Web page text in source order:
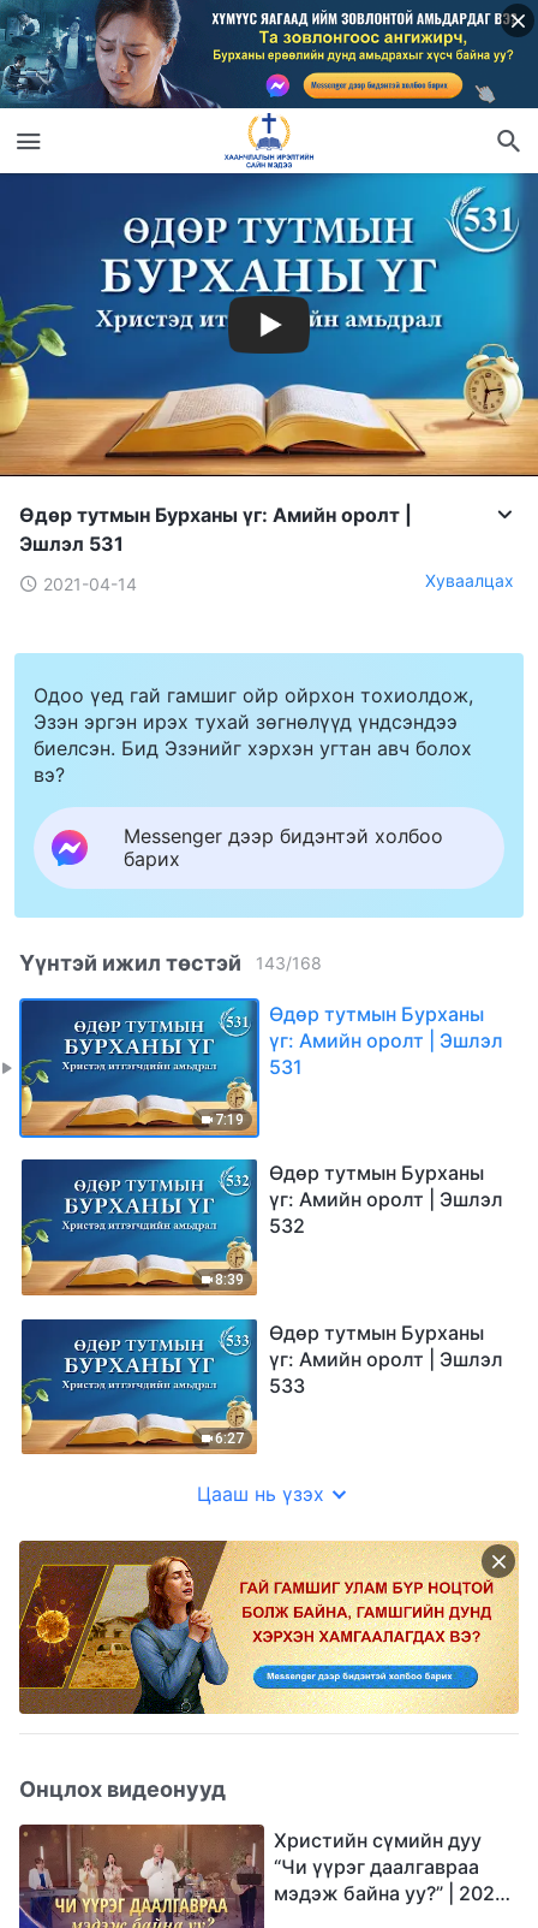
Өдөр тутмын Бурханы үг: Амийн оролт |
Эшлэл 531
2021-04-14 Хуваалцах
Одоо үед гай гамшиг ойр ойрхон тохиолдож,
Эзэн эргэн ирэх тухай зөгнөлүүд үндсэндээ
биелсэн. Бид Эзэнийг хэрхэн угтан авч болох
вэ?
Messenger дээр бидэнтэй холбоо
барих
Үүнтэй ижил төстэй 143/168
7:19
Өдөр тутмын Бурханы
үг: Амийн оролт | Эшлэл
531
8:39
Өдөр тутмын Бурханы
үг: Амийн оролт | Эшлэл
532
6:27
Өдөр тутмын Бурханы
үг: Амийн оролт | Эшлэл
533
Цааш нь үзэх
Онцлох видеонууд
Христийн сүмийн дуу
“Чи үүрэг даалгавраа
мэдэж байна уу?” | 2026